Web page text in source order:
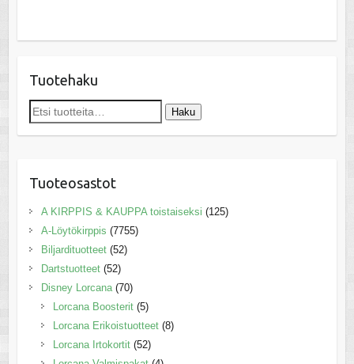
Tuotehaku
Etsi: Haku
Tuoteosastot
A KIRPPIS & KAUPPA toistaiseksi (125)
A-Löytökirppis (7755)
Biljardituotteet (52)
Dartstuotteet (52)
Disney Lorcana (70)
Lorcana Boosterit (5)
Lorcana Erikoistuotteet (8)
Lorcana Irtokortit (52)